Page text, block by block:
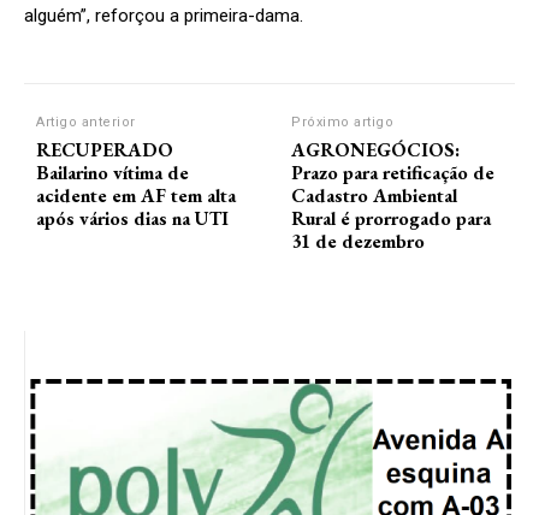
alguém”, reforçou a primeira-dama.
Artigo anterior
RECUPERADO
Bailarino vítima de
acidente em AF tem alta
após vários dias na UTI
Próximo artigo
AGRONEGÓCIOS:
Prazo para retificação de
Cadastro Ambiental
Rural é prorrogado para
31 de dezembro